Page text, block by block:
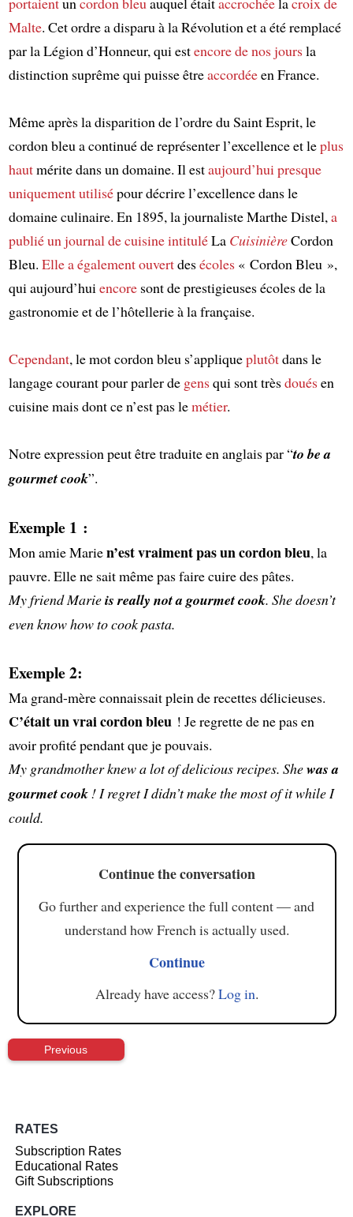
Malte. Cet ordre a disparu à la Révolution et a été remplacé
par la Légion d’Honneur, qui estencorede nos joursla
distinction suprême qui puisse êtreaccordéeen France.
Même après la disparition de l’ordre du Saint Esprit, le
cordon bleu a continué de représenter l’excellence et leplus
hautmérite dans un domaine. Il estaujourd’hui presque
uniquement utilisépour décrire l’excellence dans le
domaine culinaire. En 1895, la journaliste Marthe Distel, a
publiéun journal de cuisineintituléLa CuisinièreCordon
Bleu. Elle a également ouvertdesécoles« Cordon Bleu »,
qui aujourd’hui encoresont de prestigieuses écoles de la
gastronomie et de l’hôtellerie à la française.
Cependant, le mot cordon bleu s’appliqueplutôtdans le
langage courant pour parler de gensqui sont trèsdouésen
cuisine mais dont ce n’est pas lemétier.
Notre expression peut être traduite en anglais par “to be a
gourmet cook”.
Exemple 1 :
Mon amie Marien’est vraiment pas un cordon bleu, la
pauvre. Elle ne sait même pas faire cuire des pâtes.
My friend Marieis really not a gourmet cook. She doesn’t
even know how to cook pasta.
Exemple 2:
Ma grand-mère connaissait plein de recettes délicieuses.
C’était un vrai cordon bleu ! Je regrette de ne pas en
avoir profité pendant que je pouvais.
My grandmother knew a lot of delicious recipes. Shewas a
gourmet cook! I regret I didn’t make the most of it while I
could.
Continue the conversation
Go further and experience the full content — and
understand how French is actually used.
Continue
Already have access?Log in.
Previous
RATES
Subscription Rates
Educational Rates
Gift Subscriptions
EXPLORE